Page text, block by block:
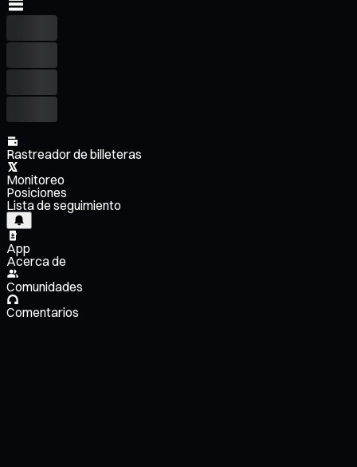
Rastreador de billeteras
Monitoreo
Posiciones
Lista de seguimiento
App
Acerca de
Comunidades
Comentarios